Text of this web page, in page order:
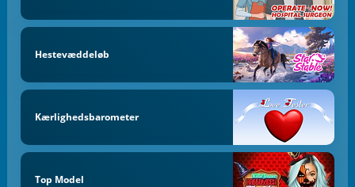
Hestevæddeløb
Kærlighedsbarometer
Top Model